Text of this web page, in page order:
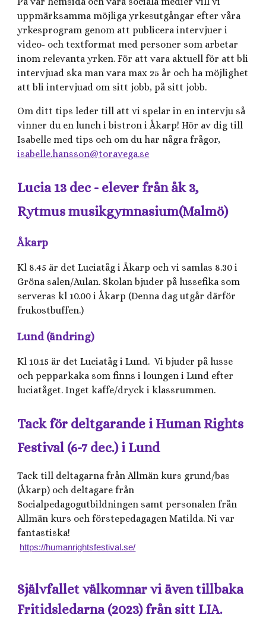
uppmärksamma möjliga yrkesutgångar efter våra
yrkesprogram genom att publicera intervjuer i
video- och textformat med personer som arbetar
inom relevanta yrken. För att vara aktuell för att bli
intervjuad ska man vara max 25 år och ha möjlighet
att bli intervjuad om sitt jobb, på sitt jobb.
Om ditt tips leder till att vi spelar in en intervju så
vinner du en lunch i bistron i Åkarp! Hör av dig till
Isabelle med tips och om du har några frågor,
isabelle.hansson@toravega.se
Lucia 13 dec - elever från åk 3,
Rytmus musikgymnasium(Malmö)
Åkarp
Kl 8.45 är det Luciatåg i Åkarp och vi samlas 8.30 i
Gröna salen/Aulan. Skolan bjuder på lussefika som
serveras kl 10.00 i Åkarp (Denna dag utgår därför
frukostbuffen.)
Lund (ändring)
Kl 10.15 är det Luciatåg i Lund. Vi bjuder på lusse
och pepparkaka som finns i loungen i Lund efter
luciatåget. Inget kaffe/dryck i klassrummen.
Tack för deltgarande i Human Rights
Festival (6-7 dec.) i Lund
Tack till deltagarna från Allmän kurs grund/bas
(Åkarp) och deltagare från
Socialpedagogutbildningen samt personalen från
Allmän kurs och förstepedagagen Matilda. Ni var
fantastiska!
https://humanrightsfestival.se/
Självfallet välkomnar vi även tillbaka
Fritidsledarna (2023) från sitt LIA.